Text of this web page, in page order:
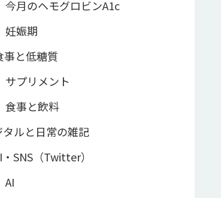
今月のヘモグロビンA1c
妊娠期
事と低糖質
サプリメント
食事と飲料
タルと日常の雑記
・SNS（Twitter）
AI